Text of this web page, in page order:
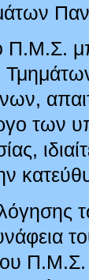
Π.Μ.Σ.
των
Π.Μ.Σ.